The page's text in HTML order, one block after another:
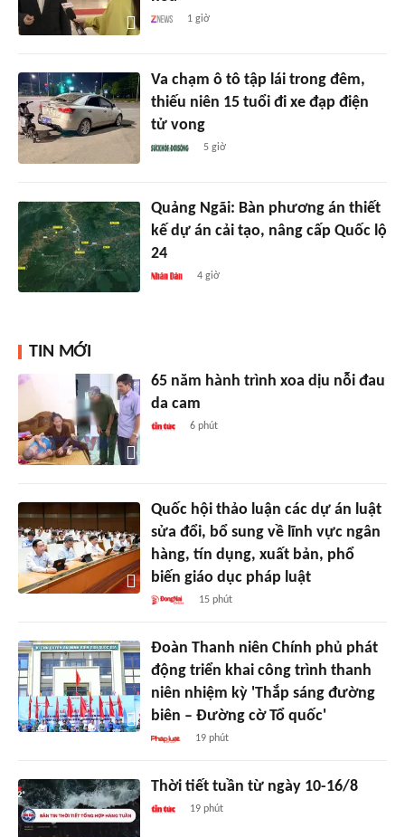
1 giờ
Va chạm ô tô tập lái trong đêm,
thiếu niên 15 tuổi đi xe đạp điện
tử vong
5 giờ
Quảng Ngãi: Bàn phương án thiết
kế dự án cải tạo, nâng cấp Quốc lộ
24
4 giờ
TIN MỚI
65 năm hành trình xoa dịu nỗi đau
da cam
6 phút
Quốc hội thảo luận các dự án luật
sửa đổi, bổ sung về lĩnh vực ngân
hàng, tín dụng, xuất bản, phổ
biến giáo dục pháp luật
15 phút
Đoàn Thanh niên Chính phủ phát
động triển khai công trình thanh
niên nhiệm kỳ 'Thắp sáng đường
biên – Đường cờ Tổ quốc'
19 phút
Thời tiết tuần từ ngày 10-16/8
19 phút